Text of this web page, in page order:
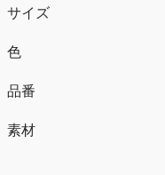
サイズ
色
品番
素材